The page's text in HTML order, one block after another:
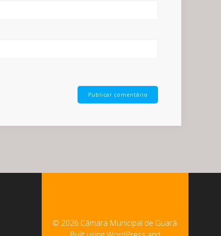
© 2026 Câmara Municipal de Guará.